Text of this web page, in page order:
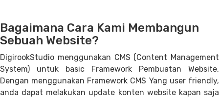
Bagaimana Cara Kami Membangun
Sebuah Website?
DigirookStudio menggunakan CMS (Content Management
System) untuk basic Framework Pembuatan Website,
Dengan menggunakan Framework CMS Yang user friendly,
anda dapat melakukan update konten website kapan saja